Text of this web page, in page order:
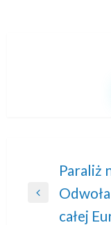
wpisu
Previous
Paraliż
całej